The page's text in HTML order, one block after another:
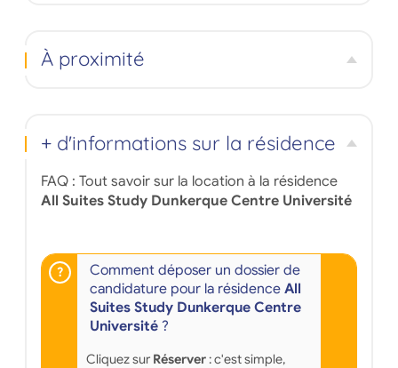
À proximité
+ d'informations sur la résidence
FAQ : Tout savoir sur la location à la résidence
All Suites Study Dunkerque Centre Université
Comment déposer un dossier de
candidature pour la résidence All
Suites Study Dunkerque Centre
Université?
Cliquez sur Réserver: c'est simple,